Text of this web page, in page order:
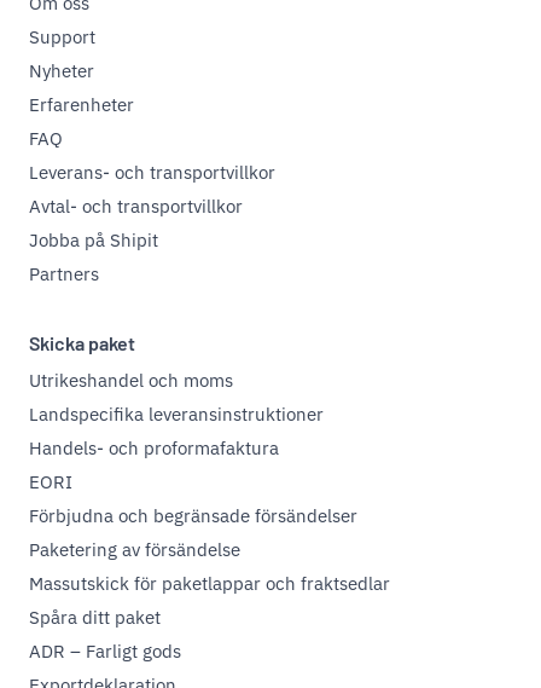
Support
Nyheter
Erfarenheter
FAQ
Leverans- och transportvillkor
Avtal- och transportvillkor
Jobba på Shipit
Partners
Skicka paket
Utrikeshandel och moms
Landspecifika leveransinstruktioner
Handels- och proformafaktura
EORI
Förbjudna och begränsade försändelser
Paketering av försändelse
Massutskick för paketlappar och fraktsedlar
Spåra ditt paket
ADR – Farligt gods